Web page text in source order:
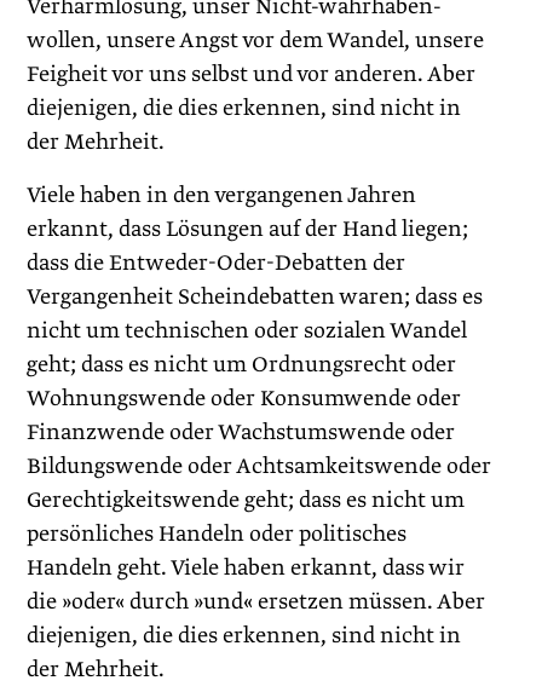
Verharmlosung, unser Nicht-wahrhaben-
wollen, unsere Angst vor dem Wandel, unsere
Feigheit vor uns selbst und vor anderen. Aber
diejenigen, die dies erkennen, sind nicht in
der Mehrheit.
Viele haben in den vergangenen Jahren
erkannt, dass Lösungen auf der Hand liegen;
dass die Entweder-Oder-Debatten der
Vergangenheit Scheindebatten waren; dass es
nicht um technischen oder sozialen Wandel
geht; dass es nicht um Ordnungsrecht oder
Wohnungswende oder Konsumwende oder
Finanzwende oder Wachstumswende oder
Bildungswende oder Achtsamkeitswende oder
Gerechtigkeitswende geht; dass es nicht um
persönliches Handeln oder politisches
Handeln geht. Viele haben erkannt, dass wir
die »oder« durch »und« ersetzen müssen. Aber
diejenigen, die dies erkennen, sind nicht in
der Mehrheit.